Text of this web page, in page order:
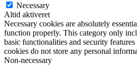
Necessary
Altid aktiveret
Necessary cookies are absolutely
function properly. This category only
basic functionalities and security
cookies do not store any personal
Non-necessary